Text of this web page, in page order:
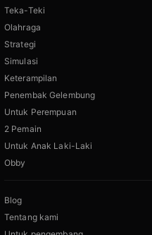
Teka-Teki
Olahraga
Strategi
Simulasi
Keterampilan
Penembak Gelembung
Untuk Perempuan
2 Pemain
Untuk Anak Laki-Laki
Obby
Blog
Tentang kami